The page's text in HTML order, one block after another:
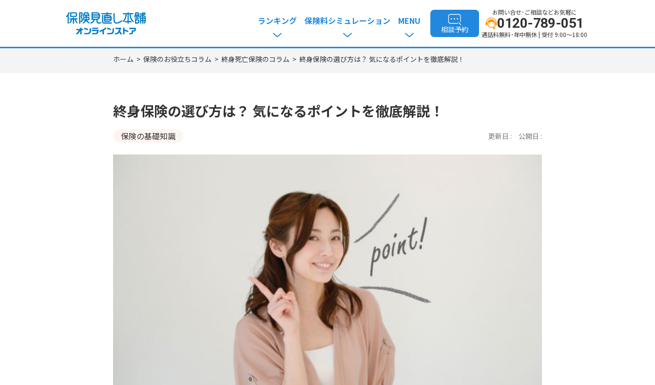
ランキング 保険料シミュレーション MENU
相談予約
お問い合せ･ご相談などお気軽に
0120-789-051
通話料無料･年中無休 | 受付 9:00〜18:00
ホーム > 保険のお役立ちコラム > 終身死亡保険のコラム > 終身保険の選び方は？ 気になるポイントを徹底解説！
終身保険の選び方は？ 気になるポイントを徹底解説！
保険の基礎知識 更新日 : 公開日 :